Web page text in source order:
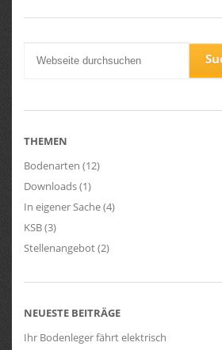
THEMEN
Bodenarten (12)
Downloads(1)
In eigener Sache(4)
KSB(3)
Stellenangebot(2)
NEUESTE BEITRÄGE
Ihr Bodenleger fährt elektrisch